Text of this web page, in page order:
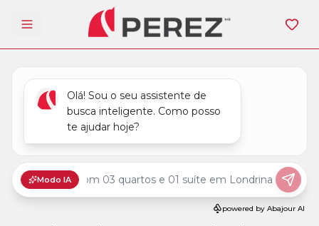
Abrir menu